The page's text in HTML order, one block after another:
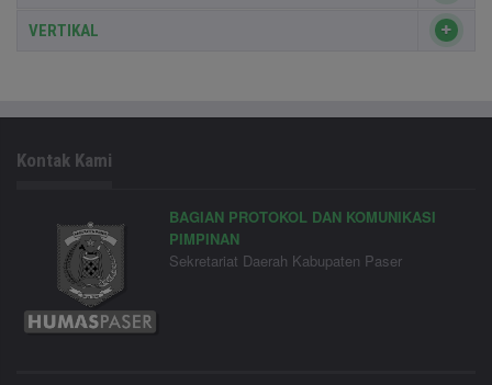
VERTIKAL
Kontak Kami
BAGIAN PROTOKOL DAN KOMUNIKASI
PIMPINAN
Sekretariat Daerah Kabupaten Paser